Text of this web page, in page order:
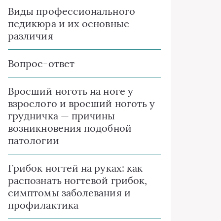
Виды профессионального
педикюра и их основные
различия
Вопрос-ответ
Вросший ноготь на ноге у
взрослого и вросший ноготь у
грудничка — причины
возникновения подобной
патологии
Грибок ногтей на руках: как
распознать ногтевой грибок,
симптомы заболевания и
профилактика